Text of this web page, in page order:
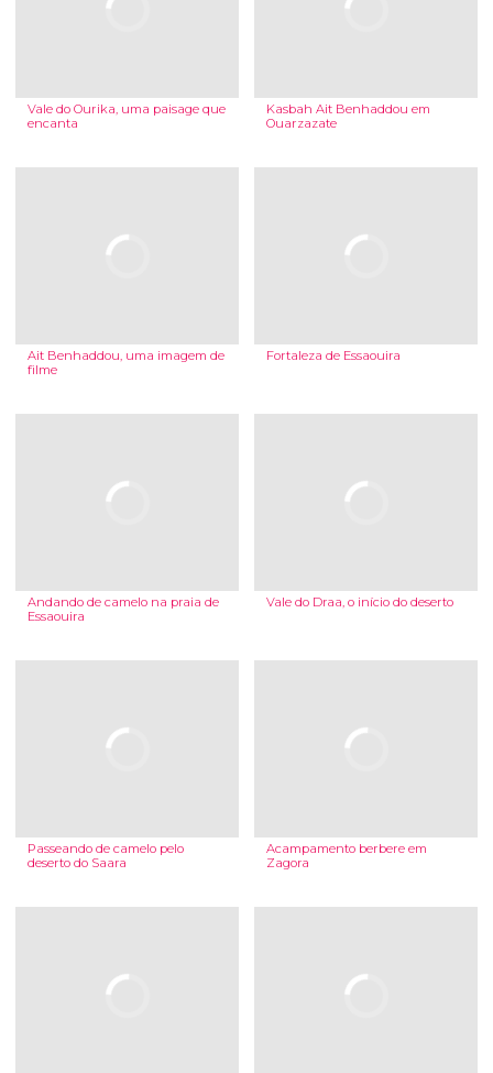
Vale do Ourika, uma paisage que
encanta
Kasbah Ait Benhaddou em
Ouarzazate
Ait Benhaddou, uma imagem de
filme
Fortaleza de Essaouira
Andando de camelo na praia de
Essaouira
Vale do Draa, o início do deserto
Passeando de camelo pelo
deserto do Saara
Acampamento berbere em
Zagora